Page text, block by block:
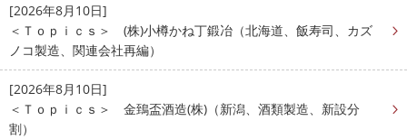
[2026年8月10日]
＜Ｔｏｐｉｃｓ＞ (株)小樽かね丁鍛冶（北海道、飯寿司、カズ
ノコ製造、関連会社再編）
[2026年8月10日]
＜Ｔｏｐｉｃｓ＞ 金鵄盃酒造(株)（新潟、酒類製造、新設分
割）